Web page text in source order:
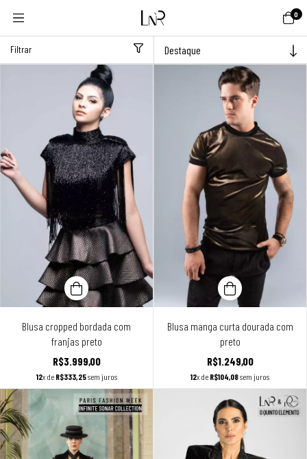
0
Filtrar
Blusa cropped bordada com
franjas preto
R$3.999,00
12x de R$333,25sem juros
Blusa manga curta dourada com
preto
R$1.249,00
12x de R$104,08sem juros